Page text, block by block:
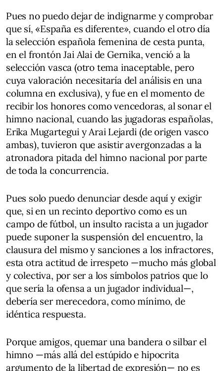
Pues no puedo dejar de indignarme y comprobar
que sí, «España es diferente», cuando el otro día
la selección española femenina de cesta punta,
en el frontón Jai Alai de Gernika, venció a la
selección vasca (otro tema inaceptable, pero
cuya valoración necesitaría del análisis en una
columna en exclusiva), y fue en el momento de
recibir los honores como vencedoras, al sonar el
himno nacional, cuando las jugadoras españolas,
Erika Mugartegui y Arai Lejardi (de origen vasco
ambas), tuvieron que asistir avergonzadas a la
atronadora pitada del himno nacional por parte
de toda la concurrencia.
Pues solo puedo denunciar desde aquí y exigir
que, si en un recinto deportivo como es un
campo de fútbol, un insulto racista a un jugador
puede suponer la suspensión del encuentro, la
clausura del mismo y sanciones a los infractores,
esta otra actitud de irrespeto —mucho más global
y colectiva, por ser a los símbolos patrios que lo
que sería la ofensa a un jugador individual—,
debería ser merecedora, como mínimo, de
idéntica respuesta.
Porque amigos, quemar una bandera o silbar el
himno —más allá del estúpido e hipocrita
argumento de la libertad de expresión— no es